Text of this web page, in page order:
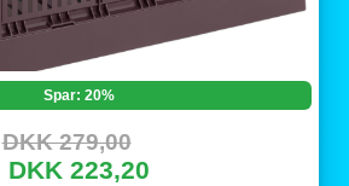
Spar: 20%
DKK 279,00
DKK 223,20